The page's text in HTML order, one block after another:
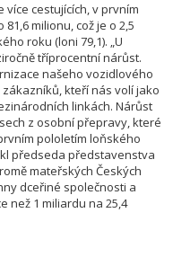
cestujících, v prvním
milionu, což je o 2,5
roku (loni 79,1). „U
tříprocentní nárůst.
našeho vozidlového
kteří nás volí jako
linkách. Nárůst
z osobní přepravy, které
pololetím loňského
předseda představenstva
mateřských Českých
dceřiné společnosti a
než 1 miliardu na 25,4